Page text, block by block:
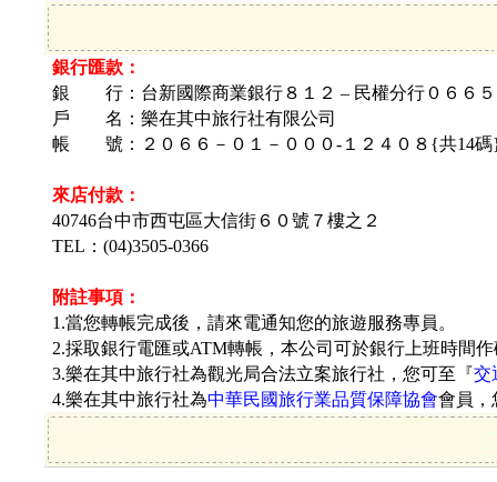
銀行匯款：
銀 行：台新國際商業銀行８１２ – 民權分行０６６５
戶 名： 樂在其中旅行社有限公司
帳 號：
２０６６－０１－０００-１２４０８{共14
來店付款：
40746台中市西屯區大信街 ６０號７樓之２
TEL：(04)3505-0366
附註事項：
1.當您轉帳完成後，請來電通知您的旅遊服務專員。
2.採取銀行電匯或ATM轉帳，本公司可於銀行上班時間
3.樂在其中旅行社為觀光局合法立案旅行社，您可至『交
4.樂在其中旅行社為中華民國旅行業品質保障協會會員，